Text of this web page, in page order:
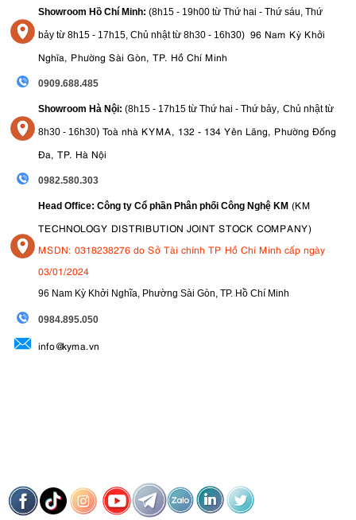
Showroom Hồ Chí Minh: (8h15 - 19h00 từ Thứ hai - Thứ sáu, Thứ
bảy từ 8h15 - 17h15, Chủ nhật từ 8h30 - 16h30) 96 Nam Kỳ Khởi
Nghĩa, Phường Sài Gòn, TP. Hồ Chí Minh
0909.688.485
Showroom Hà Nội: (8h15 - 17h15 từ Thứ hai - Thứ bảy, Chủ nhật từ
8h30 - 16h30) Toà nhà KYMA, 132 - 134 Yên Lãng, Phường Đống
Đa, TP. Hà Nội
0982.580.303
Head Office: Công ty Cổ phần Phân phối Công Nghệ KM (KM
TECHNOLOGY DISTRIBUTION JOINT STOCK COMPANY)
MSDN: 0318238276 do Sở Tài chính TP Hồ Chí Minh cấp ngày
03/01/2024
96 Nam Kỳ Khởi Nghĩa, Phường Sài Gòn, TP. Hồ Chí Minh
0984.895.050
info@kyma.vn